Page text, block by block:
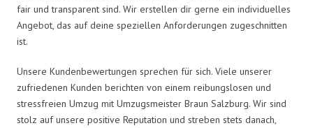
fair und transparent sind. Wir erstellen dir gerne ein individuelles
Angebot, das auf deine speziellen Anforderungen zugeschnitten
ist.
Unsere Kundenbewertungen sprechen für sich. Viele unserer
zufriedenen Kunden berichten von einem reibungslosen und
stressfreien Umzug mit Umzugsmeister Braun Salzburg. Wir sind
stolz auf unsere positive Reputation und streben stets danach,